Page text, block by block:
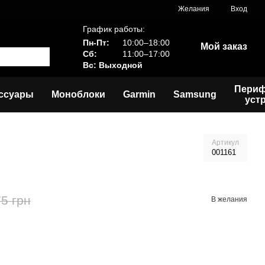
Желания Вход
График работы:
Пн-Пт:
10:00–18:00
Сб:
11:00–17:00
Вс: Выходной
Мой заказ
Моноблоки Garmin Samsung
Артикул
001161
грн В желания